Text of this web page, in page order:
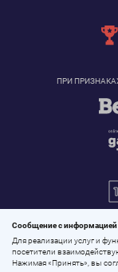
ПРИ
Сообщение с информацией
Для реализации услуг и
посетители
Нажимая «Принять», вы